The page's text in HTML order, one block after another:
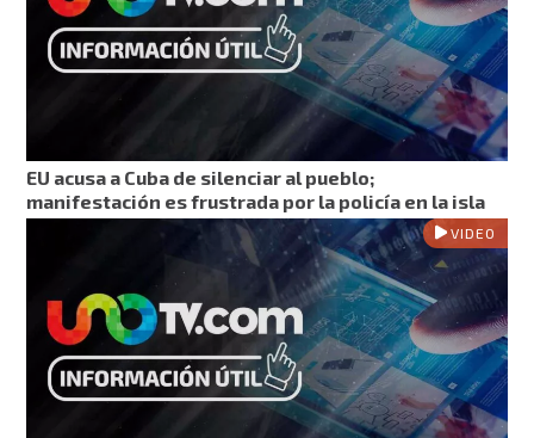
EU acusa a Cuba de silenciar al pueblo;
manifestación es frustrada por la policía en la isla
VIDEO